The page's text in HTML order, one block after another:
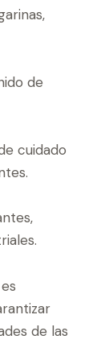
de
cuidado
de las